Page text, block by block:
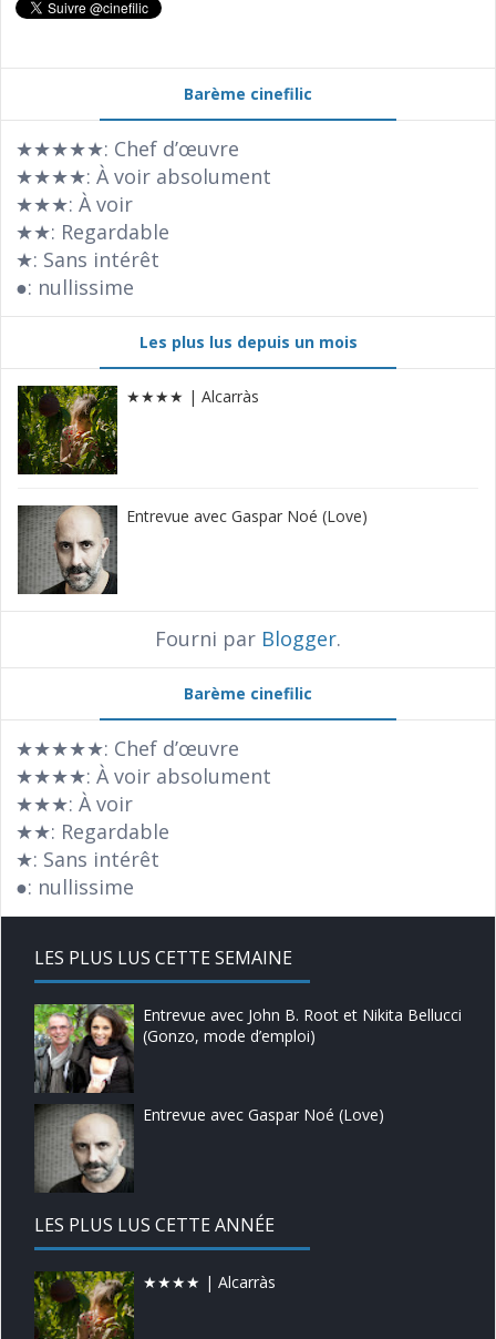
Barème cinefilic
★★★★★: Chef d’œuvre
★★★★: À voir absolument
★★★: À voir
★★: Regardable
★: Sans intérêt
●: nullissime
Les plus lus depuis un mois
★★★★ | Alcarràs
Entrevue avec Gaspar Noé (Love)
Fourni par Blogger.
Barème cinefilic
★★★★★: Chef d’œuvre
★★★★: À voir absolument
★★★: À voir
★★: Regardable
★: Sans intérêt
●: nullissime
LES PLUS LUS CETTE SEMAINE
Entrevue avec John B. Root et Nikita Bellucci
(Gonzo, mode d’emploi)
Entrevue avec Gaspar Noé (Love)
LES PLUS LUS CETTE ANNÉE
★★★★ | Alcarràs